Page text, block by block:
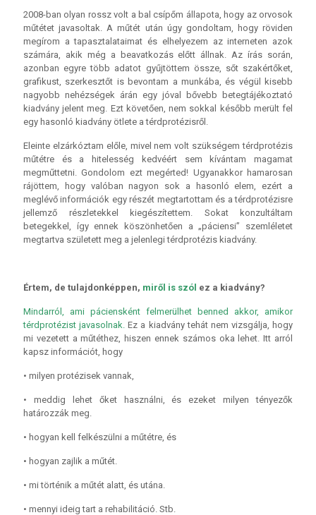
2008-ban olyan rossz volt a bal csípőm állapota, hogy az orvosok
műtétet javasoltak. A műtét után úgy gondoltam, hogy röviden
megírom a tapasztalataimat és elhelyezem az interneten azok
számára, akik még a beavatkozás előtt állnak. Az írás során,
azonban egyre több adatot gyűjtöttem össze, sőt szakértőket,
grafikust, szerkesztőt is bevontam a munkába, és végül kisebb
nagyobb nehézségek árán egy jóval bővebb betegtájékoztató
kiadvány jelent meg. Ezt követően, nem sokkal később merült fel
egy hasonló kiadvány ötlete a térdprotézisről.
Eleinte elzárkóztam előle, mivel nem volt szükségem térdprotézis
műtétre és a hitelesség kedvéért sem kívántam magamat
megműttetni. Gondolom ezt megérted! Ugyanakkor hamarosan
rájöttem, hogy valóban nagyon sok a hasonló elem, ezért a
meglévő információk egy részét megtartottam és a térdprotézisre
jellemző részletekkel kiegészítettem. Sokat konzultáltam
betegekkel, így ennek köszönhetően a „páciensi” szemléletet
megtartva született meg a jelenlegi térdprotézis kiadvány.
Értem, de tulajdonképpen, miről is szól ez a kiadvány?
Mindarról, ami páciensként felmerülhet benned akkor, amikor
térdprotézist javasolnak. Ez a kiadvány tehát nem vizsgálja, hogy
mi vezetett a műtéthez, hiszen ennek számos oka lehet. Itt arról
kapsz információt, hogy
• milyen protézisek vannak,
• meddig lehet őket használni, és ezeket milyen tényezők
határozzák meg.
• hogyan kell felkészülni a műtétre, és
• hogyan zajlik a műtét.
• mi történik a műtét alatt, és utána.
• mennyi ideig tart a rehabilitáció. Stb.